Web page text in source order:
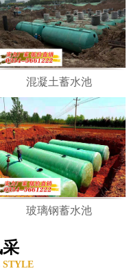
混凝土蓄水池
玻璃钢蓄水池
STYLE